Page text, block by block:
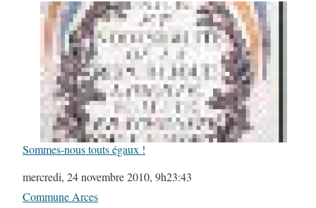
Sommes-nous touts égaux !
Date
mercredi, 24 novembre 2010, 9h23:43
Par rapport à
Commune Arces